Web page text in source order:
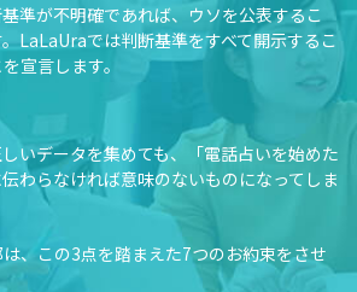
準が不明確であれば、ウソを公表するこ
LaLaUraでは判断基準をすべて開示するこ
宣言します。
いデータを集めても、「電話占いを始めた
わらなければ意味のないものになってしま
、この3点を踏まえた7つのお約束をさせ